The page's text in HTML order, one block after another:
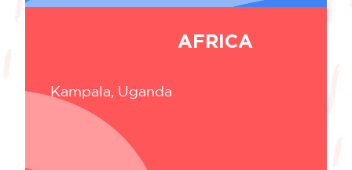
Kampala, Uganda
AFRICA